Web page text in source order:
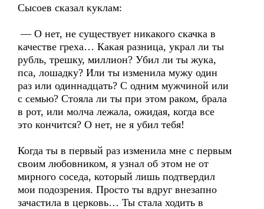
Сысоев сказал куклам:
— О нет, не существует никакого скачка в
качестве греха… Какая разница, украл ли ты
рубль, трешку, миллион? Убил ли ты жука,
пса, лошадку? Или ты изменила мужу один
раз или одиннадцать? С одним мужчиной или
с семью? Стояла ли ты при этом раком, брала
в рот, или молча лежала, ожидая, когда все
это кончится? О нет, не я убил тебя!
Когда ты в первый раз изменила мне с первым
своим любовником, я узнал об этом не от
мирного соседа, который лишь подтвердил
мои подозрения. Просто ты вдруг внезапно
зачастила в церковь… Ты стала ходить в